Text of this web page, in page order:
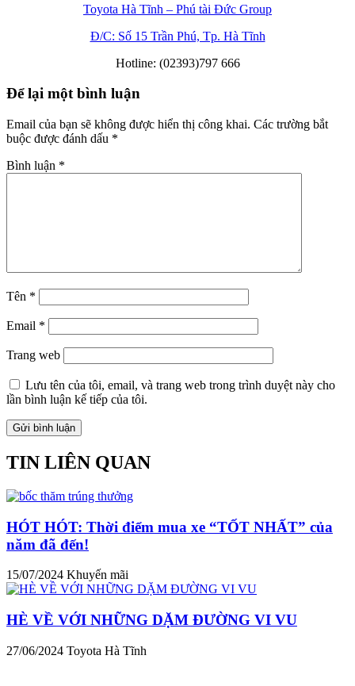
Toyota Hà Tĩnh – Phú tài Đức Group
Đ/C: Số 15 Trần Phú, Tp. Hà Tĩnh
Hotline: (02393)797 666
Để lại một bình luận
Email của bạn sẽ không được hiển thị công khai. Các trường bắt
buộc được đánh dấu *
Bình luận *
Tên *
Email *
Trang web
Lưu tên của tôi, email, và trang web trong trình duyệt này cho
lần bình luận kế tiếp của tôi.
TIN LIÊN QUAN
HÓT HÓT: Thời điểm mua xe “TỐT NHẤT” của
năm đã đến!
15/07/2024 Khuyến mãi
HÈ VỀ VỚI NHỮNG DẶM ĐƯỜNG VI VU
27/06/2024 Toyota Hà Tĩnh